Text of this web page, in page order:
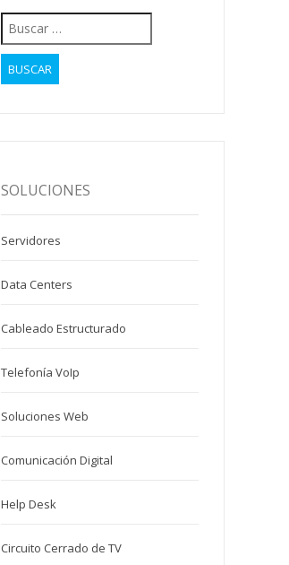
Buscar:
SOLUCIONES
Servidores
Data Centers
Cableado Estructurado
Telefonía VoIp
Soluciones Web
Comunicación Digital
Help Desk
Circuito Cerrado de TV